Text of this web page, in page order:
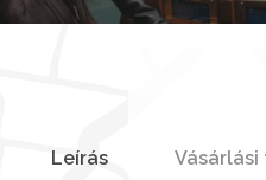
Leírás